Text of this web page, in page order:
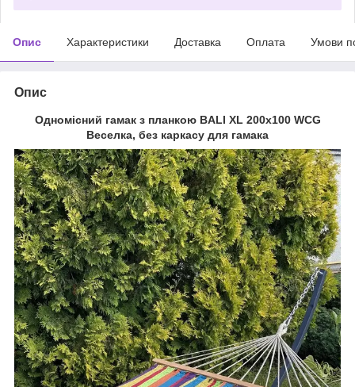
Опис Характеристики Доставка Оплата Умови
Опис
Одномісний гамак з планкою BALI XL 200х100 WCG
Веселка, без каркасу для гамака